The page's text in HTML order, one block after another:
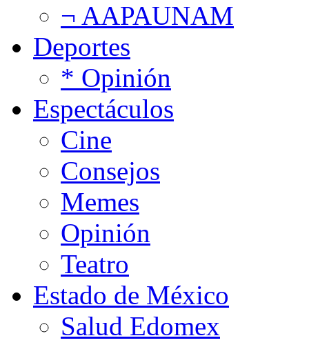
¬ AAPAUNAM
Deportes
* Opinión
Espectáculos
Cine
Consejos
Memes
Opinión
Teatro
Estado de México
Salud Edomex